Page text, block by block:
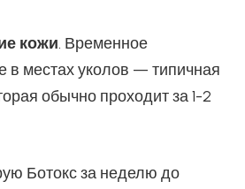
кожи. Временное
в местах уколов — типичная
обычно проходит за 1-2
Ботокс за неделю до